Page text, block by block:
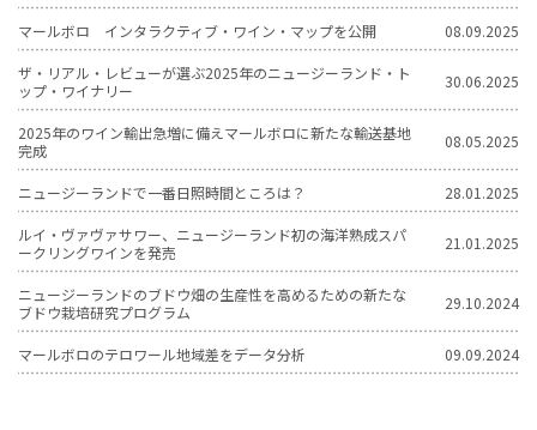
マールボロ インタラクティブ・ワイン・マップを公開 08.09.2025
ザ・リアル・レビューが選ぶ2025年のニュージーランド・ト
ップ・ワイナリー
30.06.2025
2025年のワイン輸出急増に備えマールボロに新たな輸送基地
完成
08.05.2025
ニュージーランドで一番日照時間ところは？ 28.01.2025
ルイ・ヴァヴァサワー、ニュージーランド初の海洋熟成スパ
ークリングワインを発売
21.01.2025
ニュージーランドのブドウ畑の生産性を高めるための新たな
ブドウ栽培研究プログラム
29.10.2024
マールボロのテロワール地域差をデータ分析 09.09.2024